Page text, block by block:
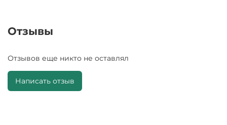
Отзывы
Отзывов еще никто не оставлял
Написать отзыв